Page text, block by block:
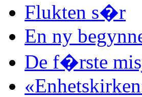
Flukten s�r
En ny
De f�rste